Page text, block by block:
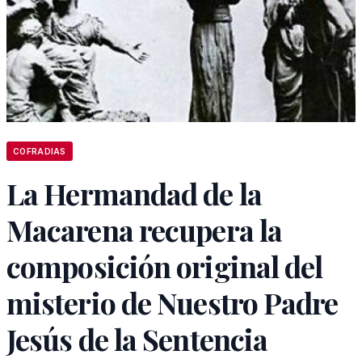
COFRADIAS
La Hermandad de la
Macarena recupera la
composición original del
misterio de Nuestro Padre
Jesús de la Sentencia